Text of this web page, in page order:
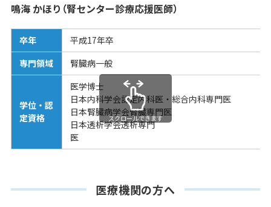
鳴海 かほり（腎センター診療応援医師）
卒年
平成17年卒
専門領域
腎臓病一般
学位・認
定資格
医学博士
日本内科学会認定内科医・総合内科専門医
日本腎臓病学会腎臓専門医
日本透析学会透析専門
スクロールできます
医療機関の方へ